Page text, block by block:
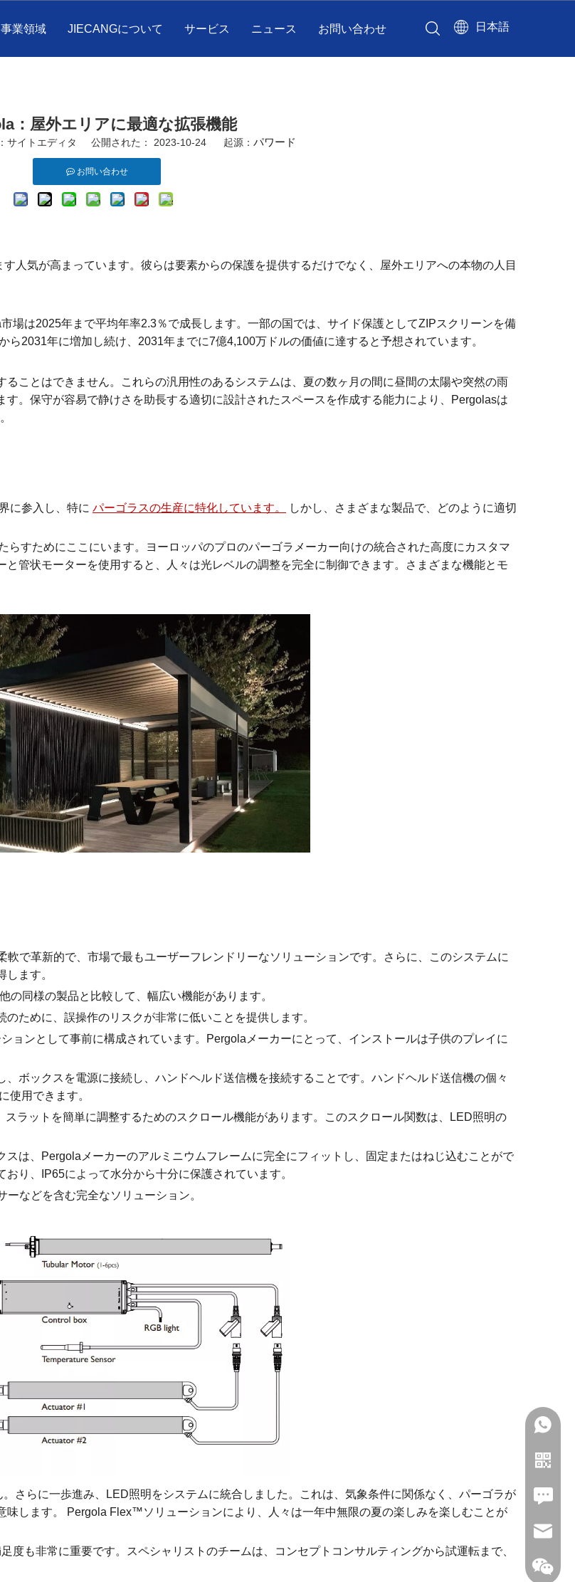
事業領域 JIECANGについて サービス ニュース お問い合わせ 日本語
：屋外エリアに最適な拡張機能
イトエディタ 公開された： 2023-10-24 起源： パワード
お問い合わせ
人気が高まっています。彼らは要素からの保護を提供するだけでなく、屋外エリアへの本物の人目
場は2025年まで平均年率2.3％で成長します。一部の国では、サイド保護としてZIPスクリーンを備
2031年に増加し続け、2031年までに7億4,100万ドルの価値に達すると予想されています。
ことはできません。これらの汎用性のあるシステムは、夏の数ヶ月の間に昼間の太陽や突然の雨
。保守が容易で静けさを助長する適切に設計されたスペースを作成する能力により、Pergolasは
に参入し、特に パーゴラスの生産に特化しています。
しかし、さまざまな製品で、どのように適切
すためにここにいます。ヨーロッパのプロのパーゴラメーカー向けの統合された高度にカスタマ
管状モーターを使用すると、人々は光レベルの調整を完全に制御できます。さまざまな機能とモ
で革新的で、市場で最もユーザーフレンドリーなソリューションです。さらに、このシステムに
ます。
の同様の製品と比較して、幅広い機能があります。
ために、誤操作のリスクが非常に低いことを提供します。
ョンとして事前に構成されています。Pergolaメーカーにとって、インストールは子供のプレイに
ボックスを電源に接続し、ハンドヘルド送信機を接続することです。ハンドヘルド送信機の個々
使用できます。
ラットを簡単に調整するためのスクロール機能があります。このスクロール関数は、LED照明の
は、Pergolaメーカーのアルミニウムフレームに完全にフィットし、固定またはねじ込むことがで
り、IP65によって水分から十分に保護されています。
ーなどを含む完全なソリューション。
さらに一歩進み、LED照明をシステムに統合しました。これは、気象条件に関係なく、パーゴラが
します。 Pergola Flex™ソリューションにより、人々は一年中無限の夏の楽しみを楽しむことが
も非常に重要です。スペシャリストのチームは、コンセプトコンサルティングから試運転まで、
Leave